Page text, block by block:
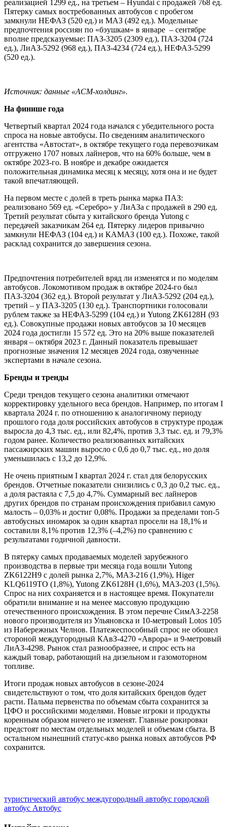
реализацией 1299 ед., на третьем – Hyundai с продажей 768 ед.
Пятерку самых востребованных автобусов с пробегом
замкнули НЕФАЗ (520 ед.) и МАЗ (492 ед.). Модельные
предпочтения россиян по «бэушкам» в январе – сентябре
вполне предсказуемые: ПАЗ-3205 (2309 ед.), ПАЗ-3204 (724
ед.), ЛиАЗ-5292 (968 ед.), ПАЗ-4234 (724 ед.), НЕФАЗ-5299
(520 ед.).
Источник: данные «АСМ-холдинг».
На финише года
Четвертый квартал 2024 года начался с убедительного роста
спроса на новые автобусы. По сведениям аналитического
агентства «Автостат», в октябре текущего года перевозчикам
отгружено 1707 новых лайнеров, что на 60% больше, чем в
октябре 2023-го. В ноябре и декабре ожидается
положительная динамика месяц к месяцу, хотя она и не будет
такой впечатляющей.
На первом месте с долей в треть рынка марка ПАЗ:
реализовано 569 ед. «Серебро» у ЛиАЗа с продажей в 290 ед.
Третий результат сбыта у китайского бренда Yutong с
передачей заказчикам 264 ед. Пятерку лидеров привычно
замкнули НЕФАЗ (104 ед.) и КАМАЗ (100 ед.). Похоже, такой
расклад сохранится до завершения сезона.
Предпочтения потребителей вряд ли изменятся и по моделям
автобусов. Локомотивом продаж в октябре 2024-го был
ПАЗ-3204 (362 ед.). Второй результат у ЛиАЗ-5292 (204 ед.),
третий – у ПАЗ-3205 (130 ед.). Транспортники голосовали
рублем также за НЕФАЗ-5299 (104 ед.) и Yutong ZK6128H (93
ед.). Совокупные продажи новых автобусов за 10 месяцев
2024 года достигли 15 572 ед. Это на 20% выше показателей
января – октября 2023 г. Данный показатель превышает
прогнозные значения 12 месяцев 2024 года, озвученные
экспертами в начале сезона.
Бренды и тренды
Среди трендов текущего сезона аналитики отмечают
корректировку удельного веса брендов. Например, по итогам I
квартала 2024 г. по отношению к аналогичному периоду
прошлого года доля российских автобусов в структуре продаж
выросла до 4,3 тыс. ед., или 82,4%, против 3,3 тыс. ед. и 79,3%
годом ранее. Количество реализованных китайских
пассажирских машин выросло с 0,6 до 0,7 тыс. ед., но доля
уменьшилась с 13,2 до 12,9%.
Не очень приятным I квартал 2024 г. стал для белорусских
брендов. Отчетные показатели снизились с 0,3 до 0,2 тыс. ед.,
а доля растаяла с 7,5 до 4,7%. Суммарный вес лайнеров
других брендов по странам происхождения прибавил самую
малость – 0,03% и достиг 0,08%. Продажи за пределами топ-5
автобусных иномарок за один квартал просели на 18,1% и
составили 8,1% против 12,3% (–4,2%) по сравнению с
результатами годичной давности.
В пятерку самых продаваемых моделей зарубежного
производства в первые три месяца года вошли Yutong
ZK6122H9 с долей рынка 2,7%, МАЗ-216 (1,9%), Higer
KLQ6119TO (1,8%), Yutong ZK6128H (1,6%), МАЗ-203 (1,5%).
Спрос на них сохраняется и в настоящее время. Покупатели
обратили внимание и на менее массовую продукцию
отечественного происхождения. В этом перечне СимАЗ-2258
нового производителя из Ульяновска и 10-метровый Lotos 105
из Набережных Челнов. Платежеспособный спрос не обошел
стороной междугородный КАвЗ-4270 «Аврора» и 9-метровый
ЛиАЗ-4298. Рынок стал разнообразнее, и спрос есть на
каждый товар, работающий на дизельном и газомоторном
топливе.
Итоги продаж новых автобусов в сезоне-2024
свидетельствуют о том, что доля китайских брендов будет
расти. Пальма первенства по объемам сбыта сохранится за
ЦФО и российскими моделями. Новые игроки и продукты
коренным образом ничего не изменят. Главные рокировки
предстоят по местам отдельных моделей и объемам сбыта. В
остальном нынешний статус-кво рынка новых автобусов РФ
сохранится.
туристический автобус междугородный автобус городской
автобус Автобус